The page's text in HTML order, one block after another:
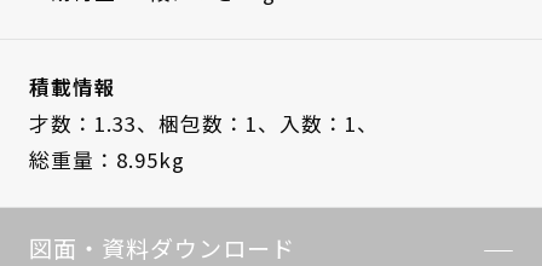
積載情報
才数：1.33、 梱包数：1、 入数：1、
総重量：8.95kg
図面・資料ダウンロード